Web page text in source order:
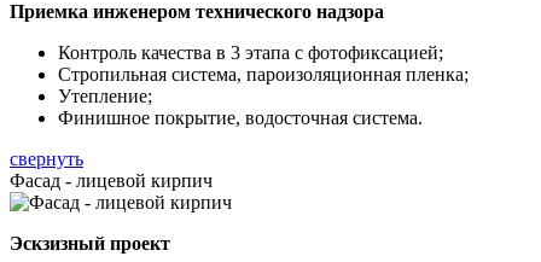
Приемка инженером технического надзора
Контроль качества в 3 этапа с фотофиксацией;
Стропильная система, пароизоляционная пленка;
Утепление;
Финишное покрытие, водосточная система.
свернуть
Фасад - лицевой кирпич
Эскзизный проект